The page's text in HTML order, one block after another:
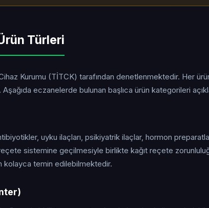
Türleri
Kurumu (TİTCK) tarafından denetlenmektedir. Her
eczanelerde bulunan başlıca ürün kategorileri
uyku ilaçları, psikiyatrik ilaçlar, hormon
sistemine geçilmesiyle birlikte kağıt reçete
kolayca temin edilebilmektedir.